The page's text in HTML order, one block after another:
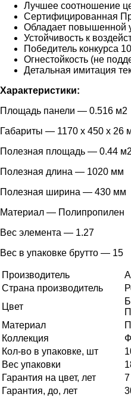
Лучшее соотношение
Сертифицированная
Обладает повышенной
Устойчивость к
Победитель конкурса
Огнестойкость (не
Детальная имитация
Характеристики:
Площадь панели — 0.516 м2
Габариты — 1170 x 450 x 26
Полезная площадь — 0.44
Полезная длина — 1020 мм
Полезная ширина — 430 мм
Материал — Полипропилен
Вес элемента — 1.27
Вес в упаковке брутто — 15
Производитель
Страна производитель
Цвет
Материал
Коллекция
Кол-во в упаковке, шт
Вес упаковки
Гарантия на цвет, лет
7
Гарантия, до, лет